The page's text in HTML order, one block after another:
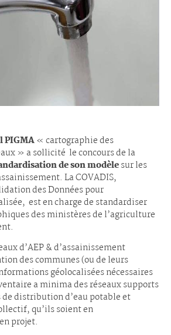
PIGMA« cartographie des
» a sollicité le concours de la
de son modèlesur les
La COVADIS,
des Données pour
est en charge de standardiser
des ministères de l’agriculture
d’AEP & d’assainissement
des communes (ou de leurs
géolocalisées nécessaires
a minima des réseaux supports
distribution d’eau potable et
qu’ils soient en
projet.